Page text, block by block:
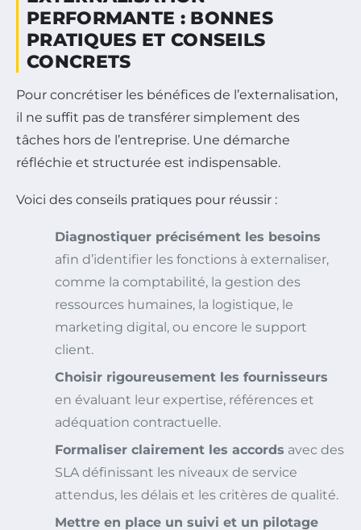
PERFORMANTE : BONNES
PRATIQUES ET CONSEILS
CONCRETS
Pour concrétiser les bénéfices de l’externalisation,
il ne suffit pas de transférer simplement des
tâches hors de l’entreprise. Une démarche
réfléchie et structurée est indispensable.
Voici des conseils pratiques pour réussir :
Diagnostiquer précisément les besoins
afin d’identifier les fonctions à externaliser,
comme la comptabilité, la gestion des
ressources humaines, la logistique, le
marketing digital, ou encore le support
client.
Choisir rigoureusement les fournisseurs
en évaluant leur expertise, références et
adéquation contractuelle.
Formaliser clairement les accords avec des
SLA définissant les niveaux de service
attendus, les délais et les critères de qualité.
Mettre en place un suivi et un pilotage